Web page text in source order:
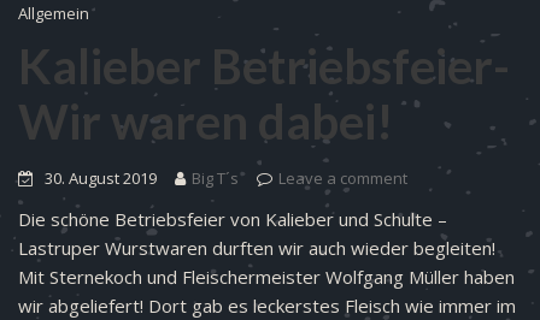
Allgemein
Kalieber Betriebsfeier-
Wir waren dabei!
30. August 2019 Big T´s Leave a comment
Die schöne Betriebsfeier von Kalieber und Schulte –
Lastruper Wurstwaren durften wir auch wieder begleiten!
Mit Sternekoch und Fleischermeister Wolfgang Müller haben
wir abgeliefert! Dort gab es leckerstes Fleisch wie immer im